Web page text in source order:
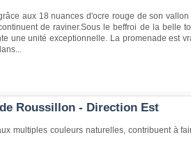
aux 18 nuances d'ocre rouge de son
de raviner.Sous le beffroi de la belle
une unité exceptionnelle. La promenade est
Roussillon - Direction Est
multiples couleurs naturelles, contribuent à